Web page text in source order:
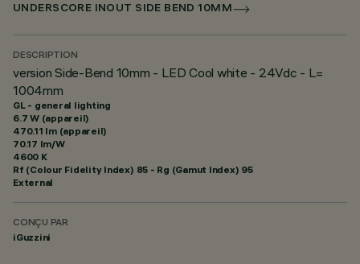
UNDERSCORE INOUT SIDE BEND 10MM
DESCRIPTION
version Side-Bend 10mm - LED Cool white - 24Vdc - L=
1004mm
GL - general lighting
6.7 W (appareil)
470.11 lm (appareil)
70.17 lm/W
4600 K
Rf (Colour Fidelity Index) 85 - Rg (Gamut Index) 95
External
CONÇU PAR
iGuzzini